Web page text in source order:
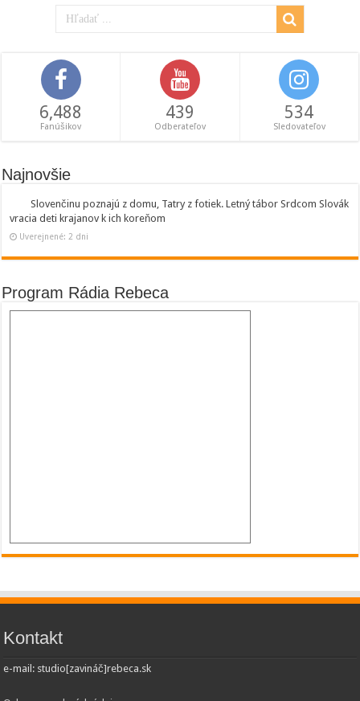
6,488
Fanúšikov
439
Odberateľov
534
Sledovateľov
Najnovšie
Slovenčinu poznajú z domu, Tatry z fotiek. Letný tábor Srdcom Slovák
vracia deti krajanov k ich koreňom
Uverejnené: 2 dni
Program Rádia Rebeca
Kontakt
e-mail: studio[zavináč]rebeca.sk